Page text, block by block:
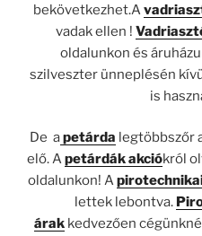
bekövetkezhet.A
vadak ellen !
oldalunkon és
szilveszter ünneplésén
is
De apetárda legtöbbszőr
elő. Apetárdák akciókról
oldalunkon! A
lettek lebontva.
árak kedvezően